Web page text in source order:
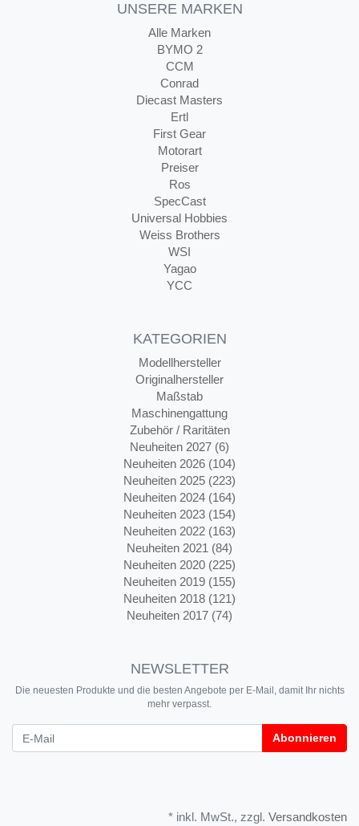
UNSERE MARKEN
Alle Marken
BYMO 2
CCM
Conrad
Diecast Masters
Ertl
First Gear
Motorart
Preiser
Ros
SpecCast
Universal Hobbies
Weiss Brothers
WSI
Yagao
YCC
KATEGORIEN
Modellhersteller
Originalhersteller
Maßstab
Maschinengattung
Zubehör / Raritäten
Neuheiten 2027 (6)
Neuheiten 2026 (104)
Neuheiten 2025 (223)
Neuheiten 2024 (164)
Neuheiten 2023 (154)
Neuheiten 2022 (163)
Neuheiten 2021 (84)
Neuheiten 2020 (225)
Neuheiten 2019 (155)
Neuheiten 2018 (121)
Neuheiten 2017 (74)
NEWSLETTER
Die neuesten Produkte und die besten Angebote per E-Mail, damit Ihr nichts
mehr verpasst.
Abonnieren
* inkl. MwSt., zzgl. Versandkosten